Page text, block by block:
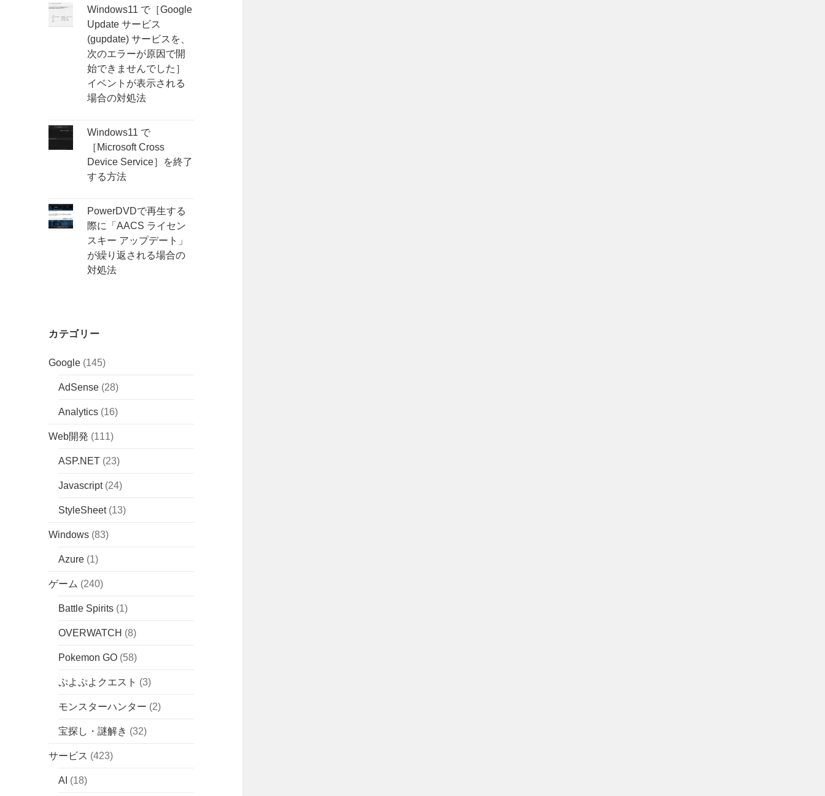
Windows11 で［Google
Update サービス
(gupdate) サービスを、
次のエラーが原因で開
始できませんでした］
イベントが表示される
場合の対処法
Windows11 で
［Microsoft Cross
Device Service］を終了
する方法
PowerDVDで再生する
際に「AACS ライセン
スキー アップデート」
が繰り返される場合の
対処法
カテゴリー
Google (145)
AdSense (28)
Analytics (16)
Web開発 (111)
ASP.NET (23)
Javascript(24)
StyleSheet(13)
Windows (83)
Azure (1)
ゲーム (240)
Battle Spirits (1)
OVERWATCH (8)
Pokemon GO (58)
ぷよぷよクエスト (3)
モンスターハンター (2)
宝探し・謎解き (32)
サービス (423)
AI (18)